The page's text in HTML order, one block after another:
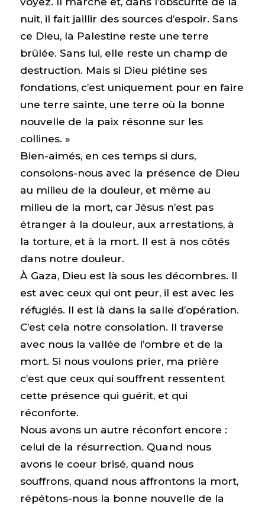
nuit, il fait jaillir des sources d’espoir. Sans
ce Dieu, la Palestine reste une terre
brûlée. Sans lui, elle reste un champ de
destruction. Mais si Dieu piétine ses
fondations, c’est uniquement pour en faire
une terre sainte, une terre où la bonne
nouvelle de la paix résonne sur les
collines. »
Bien-aimés, en ces temps si durs,
consolons-nous avec la présence de Dieu
au milieu de la douleur, et même au
milieu de la mort, car Jésus n’est pas
étranger à la douleur, aux arrestations, à
la torture, et à la mort. Il est à nos côtés
dans notre douleur.
À Gaza, Dieu est là sous les décombres. Il
est avec ceux qui ont peur, il est avec les
réfugiés. Il est là dans la salle d’opération.
C’est cela notre consolation. Il traverse
avec nous la vallée de l’ombre et de la
mort. Si nous voulons prier, ma prière
c’est que ceux qui souffrent ressentent
cette présence qui guérit, et qui
réconforte.
Nous avons un autre réconfort encore :
celui de la résurrection. Quand nous
avons le coeur brisé, quand nous
souffrons, quand nous affrontons la mort,
répétons-nous la bonne nouvelle de la